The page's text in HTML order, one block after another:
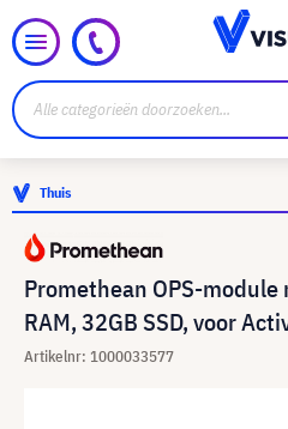
Thuis
Promethean OPS-
RAM, 32GB SSD, voor
Artikelnr: 1000033577